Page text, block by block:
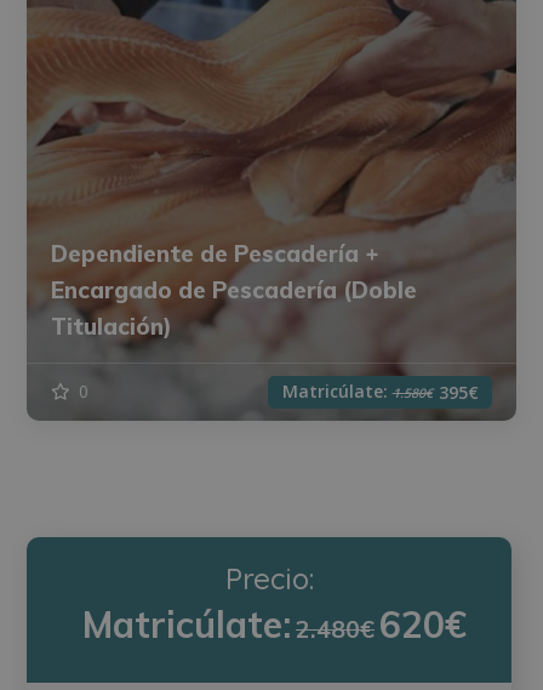
Dependiente de Pescadería +
Encargado de Pescadería (Doble
Titulación)
0 Matricúlate:1.580€ 395€
Precio:
Matricúlate:2.480€ 620€